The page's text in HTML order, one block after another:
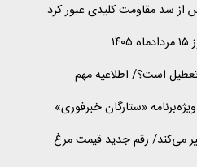
تعطیل است؟/ اطلاعیه مهم
«ستارگان خبرفوری»
می‌کند/ رقم جدید قیمت مرغ